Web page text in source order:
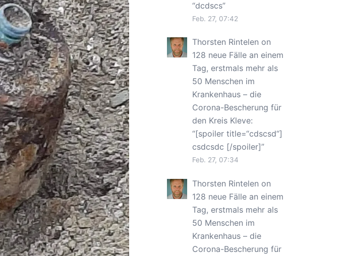
“dcdscs”
Feb. 27, 07:42
Thorsten Rintelen on
128 neue Fälle an einem
Tag, erstmals mehr als
50 Menschen im
Krankenhaus – die
Corona-Bescherung für
den Kreis Kleve:
“[spoiler title=“cdscsd“]
csdcsdc [/spoiler]”
Feb. 27, 07:34
Thorsten Rintelen on
128 neue Fälle an einem
Tag, erstmals mehr als
50 Menschen im
Krankenhaus – die
Corona-Bescherung für